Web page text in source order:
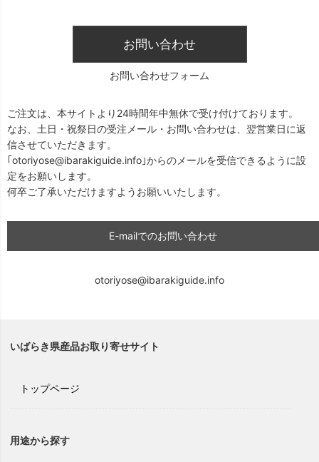
お問い合わせ
お問い合わせフォーム
ご注文は、本サイトより24時間年中無休で受け付けております。
なお、土日・祝祭日の受注メール・お問い合わせは、翌営業日に返
信させていただきます。
｢otoriyose@ibarakiguide.info｣からのメールを受信できるように設
定をお願いします。
何卒ご了承いただけますようお願いいたします。
E-mailでのお問い合わせ
otoriyose@ibarakiguide.info
いばらき県産品お取り寄せサイト
トップページ
用途から探す